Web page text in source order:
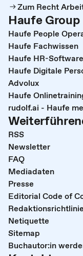
Zum Recht
Haufe Group
Haufe People
Haufe Fachwissen
Haufe HR-Software
Haufe Digitale
Advolux
Haufe
rudolf.ai - Haufe
RSS
Newsletter
FAQ
Mediadaten
Presse
Editorial Code of
Netiquette
Sitemap
Buchautor:in